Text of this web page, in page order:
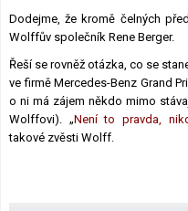
Dodejme, že kromě čelných
Wolffův společník Rene Berger.
Řeší se rovněž otázka, co se
ve firmě Mercedes-Benz Grand
o ni má zájem někdo mimo
Wolffovi). „Není to pravda,
takové zvěsti Wolff.